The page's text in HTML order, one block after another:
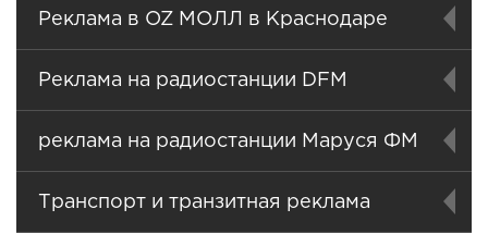
Реклама в OZ МОЛЛ в Краснодаре
Реклама на радиостанции DFM
реклама на радиостанции Маруся ФМ
Транспорт и транзитная реклама